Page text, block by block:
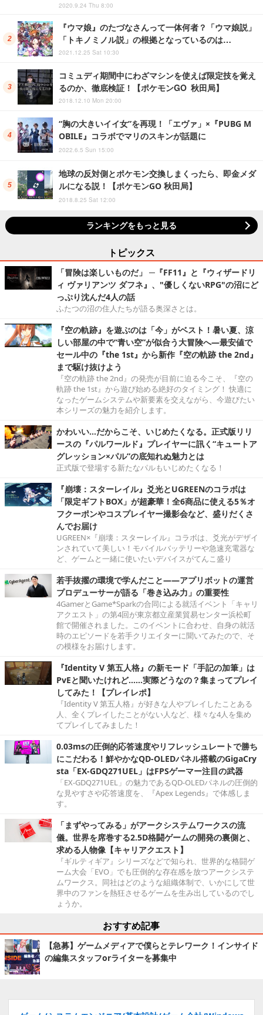
2020.9.24 Thu 8:00
『ウマ娘』のたづなさんって一体何者？「ウマ娘説」
「トキノミノル説」の根拠となっているのは…
2021.12.25 Sat 10:30
コミュディ期間中にわざマシンを使えば限定技を覚え
るのか、徹底検証！【ポケモンGO 秋田局】
2018.12.10 Mon 20:00
“胸の大きいイイ女”を再現！「エヴァ」×『PUBG M
OBILE』コラボでマリのスキンが話題に
2022.6.5 Sun 15:00
地球の反対側とポケモン交換しまくったら、即金メダ
ルになる説！【ポケモンGO 秋田局】
2018.8.25 Sat 12:00
ランキングをもっと見る
トピックス
「冒険は楽しいものだ」 ─『FF11』と『ウィザードリ
ィ ヴァリアンツ ダフネ』、"優しくないRPG"の沼にど
っぷり沈んだ4人の話
ふたつの沼の住人たちが語る奥深さとは。
『空の軌跡』を遊ぶのは「今」がベスト！暑い夏、涼
しい部屋の中で“青い空”が似合う大冒険へ―最安値で
セール中の『the 1st』から新作『空の軌跡 the 2nd』
まで駆け抜けよう
『空の軌跡 the 2nd』の発売が目前に迫る今こそ、『空の
軌跡 the 1st』から遊び始める絶好のタイミング！ 快適に
なったゲームシステムや新要素を交えながら、今遊びたい
本シリーズの魅力を紹介します。
かわいい…だからこそ、いじめたくなる。正式版リリ
ースの『パルワールド』プレイヤーに訊く“キュートア
グレッション×パル”の底知れぬ魅力とは
正式版で登場する新たなパルもいじめたくなる！
『崩壊：スターレイル』爻光とUGREENのコラボは
「限定ギフトBOX」が超豪華！全6商品に使える5％オ
フクーポンやコスプレイヤー撮影会など、盛りだくさ
んでお届け
UGREEN×『崩壊：スターレイル』コラボは、爻光がデザイ
ンされていて美しい！モバイルバッテリーや急速充電器な
ど、ゲームと一緒に使いたいデバイスがてんこ盛り
若手抜擢の環境で学んだこと――アプリボットの運営
プロデューサーが語る「巻き込み力」の重要性
4GamerとGame*Sparkの合同による就活イベント「キャリ
アクエスト」の第4回が東京都立産業貿易センター浜松町
館で開催されました。このイベントに合わせ、自身の就活
時のエピソードを若手クリエイターに聞いてみたので、そ
の模様をお届けします。
『Identity V 第五人格』の新モード「手記の加筆」は
PvEと聞いたけれど……実際どうなの？集まってプレイ
してみた！【プレイレポ】
『Identity V 第五人格』が好きな人やプレイしたことある
人、全くプレイしたことがない人など、様々な4人を集め
てプレイしてみました！
0.03msの圧倒的応答速度やリフレッシュレートで勝ち
にこだわる！鮮やかなQD-OLEDパネル搭載のGigaCry
sta「EX-GDQ271UEL」はFPSゲーマー注目の武器
「EX-GDQ271UEL」の魅力であるQD-OLEDパネルの圧倒的
な見やすさや応答速度を、『Apex Legends』で体感しま
す。
「まずやってみる」がアークシステムワークスの流
儀。世界を席巻する2.5D格闘ゲームの開発の裏側と、
求める人物像【キャリアクエスト】
『ギルティギア』シリーズなどで知られ、世界的な格闘ゲ
ーム大会「EVO」でも圧倒的な存在感を放つアークシステ
ムワークス。同社はどのような組織体制で、いかにして世
界中のファンを熱狂させるゲームを生み出しているのでし
ょうか。
おすすめ記事
【急募】ゲームメディアで僕らとテレワーク！インサイド
の編集スタッフorライターを募集中